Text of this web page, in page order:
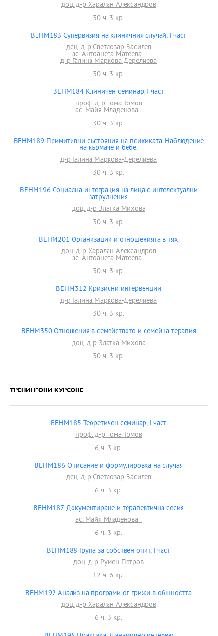
доц. д-р Харалан Александров
30 ч. 3 кр.
BEHM183 Супервизия на клиничния случай, I част
доц. д-р Светлозар Василев
ас. Антоанета Матеева
д-р Галина Маркова-Дерелиева
30 ч. 3 кр.
BEHM184 Клиничен семинар, I част
проф. д-р Тома Томов
ас. Майя Младенова
30 ч. 3 кр.
BEHM189 Примитивни състояния на психиката. Наблюдение
на кърмаче и бебе.
д-р Галина Маркова-Дерелиева
30 ч. 3 кр.
BEHM196 Социална интеграция на лица с интелектуални
затруднения
доц. д-р Златка Михова
30 ч. 3 кр.
BEHM201 Организации и отношенията в тях
доц. д-р Харалан Александров
ас. Антоанета Матеева
30 ч. 3 кр.
BEHM312 Кризисни интервенции
д-р Галина Маркова-Дерелиева
30 ч. 3 кр.
BEHM350 Отношения в семейството и семейна терапия
доц. д-р Златка Михова
30 ч. 3 кр.
ТРЕНИНГОВИ КУРСОВЕ
BEHM185 Теоретичен семинар, I част
проф. д-р Тома Томов
6 ч. 3 кр.
BEHM186 Описание и формулировка на случая
доц. д-р Светлозар Василев
6 ч. 3 кр.
BEHM187 Документиране и терапевтична сесия
ас. Майя Младенова
6 ч. 3 кр.
BEHM188 Група за собствен опит, I част
доц. д-р Румен Петров
12 ч. 6 кр.
BEHM192 Анализ на програми от грижи в общността
доц. д-р Харалан Александров
6 ч. 3 кр.